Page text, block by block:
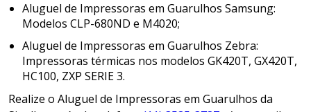
Aluguel de Impressoras em Guarulhos Samsung:
Modelos CLP-680ND e M4020;
Aluguel de Impressoras em Guarulhos Zebra:
Impressoras térmicas nos modelos GK420T, GX420T,
HC100, ZXP SERIE 3.
Realize o Aluguel de Impressoras em Guarulhos da